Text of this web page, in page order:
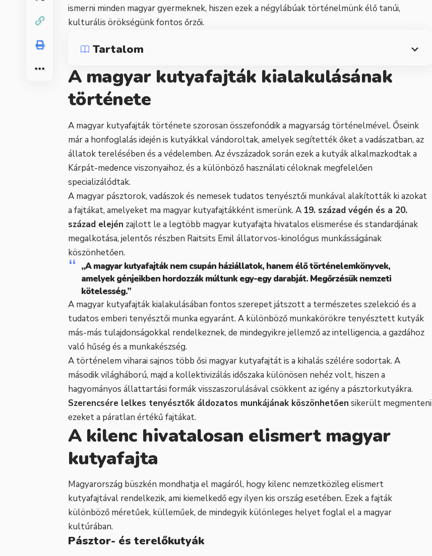
ismerni minden magyar gyermeknek, hiszen ezek a négylábúak történelmünk élő tanúi,
kulturális örökségünk fontos őrzői.
Tartalom
A magyar kutyafajták kialakulásának
története
A magyar kutyafajták története szorosan összefonódik a magyarság történelmével. Őseink
már a honfoglalás idején is kutyákkal vándoroltak, amelyek segítették őket a vadászatban, az
állatok terelésében és a védelemben. Az évszázadok során ezek a kutyák alkalmazkodtak a
Kárpát-medence viszonyaihoz, és a különböző használati céloknak megfelelően
specializálódtak.
A magyar pásztorok, vadászok és nemesek tudatos tenyésztői munkával alakították ki azokat
a fajtákat, amelyeket ma magyar kutyafajtákként ismerünk. A 19. század végén és a 20.
század elején zajlott le a legtöbb magyar kutyafajta hivatalos elismerése és standardjának
megalkotása, jelentős részben Raitsits Emil állatorvos-kinológus munkásságának
köszönhetően.
„A magyar kutyafajták nem csupán háziállatok, hanem élő történelemkönyvek,
amelyek génjeikben hordozzák múltunk egy-egy darabját. Megőrzésük nemzeti
kötelesség.”
A magyar kutyafajták kialakulásában fontos szerepet játszott a természetes szelekció és a
tudatos emberi tenyésztői munka egyaránt. A különböző munkakörökre tenyésztett kutyák
más-más tulajdonságokkal rendelkeznek, de mindegyikre jellemző az intelligencia, a gazdához
való hűség és a munkakészség.
A történelem viharai sajnos több ősi magyar kutyafajtát is a kihalás szélére sodortak. A
második világháború, majd a kollektivizálás időszaka különösen nehéz volt, hiszen a
hagyományos állattartási formák visszaszorulásával csökkent az igény a pásztorkutyákra.
Szerencsére lelkes tenyésztők áldozatos munkájának köszönhetően sikerült megmenteni
ezeket a páratlan értékű fajtákat.
A kilenc hivatalosan elismert magyar
kutyafajta
Magyarország büszkén mondhatja el magáról, hogy kilenc nemzetközileg elismert
kutyafajtával rendelkezik, ami kiemelkedő egy ilyen kis ország esetében. Ezek a fajták
különböző méretűek, külleműek, de mindegyik különleges helyet foglal el a magyar
kultúrában.
Pásztor- és terelőkutyák